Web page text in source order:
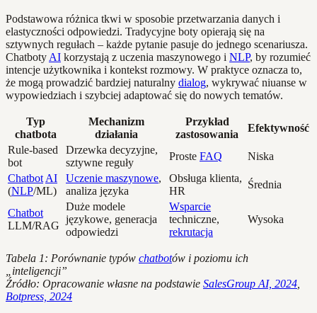
Podstawowa różnica tkwi w sposobie przetwarzania danych i
elastyczności odpowiedzi. Tradycyjne boty opierają się na
sztywnych regułach – każde pytanie pasuje do jednego scenariusza.
Chatboty AI korzystają z uczenia maszynowego i NLP, by rozumieć
intencje użytkownika i kontekst rozmowy. W praktyce oznacza to,
że mogą prowadzić bardziej naturalny dialog, wykrywać niuanse w
wypowiedziach i szybciej adaptować się do nowych tematów.
Typ
chatbota
Mechanizm
działania
Przykład
zastosowania
Efektywność
Rule-based
bot
Drzewka decyzyjne,
sztywne reguły
Proste FAQ
Niska
Chatbot AI
(NLP/ML)
Uczenie maszynowe,
analiza języka
Obsługa klienta,
HR
Średnia
Chatbot
LLM/RAG
Duże modele
językowe, generacja
odpowiedzi
Wsparcie
techniczne,
rekrutacja
Wysoka
Tabela 1: Porównanie typów chatbotów i poziomu ich
„inteligencji”
Źródło: Opracowanie własne na podstawie SalesGroup AI, 2024
Botpress, 2024